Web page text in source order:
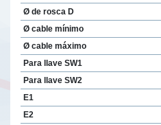
Ø de rosca D
Ø cable mínimo
Ø cable máximo
Para llave SW1
Para llave SW2
E1
E2